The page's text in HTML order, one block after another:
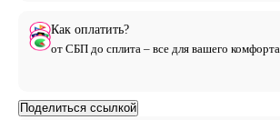
Как оплатить?
от СБП до сплита – все для вашего комфорта
Поделиться ссылкой